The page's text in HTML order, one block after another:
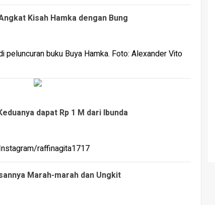
Kisah Hamka dengan Bung
dapat Rp 1 M dari Ibunda
Marah-marah dan Ungkit